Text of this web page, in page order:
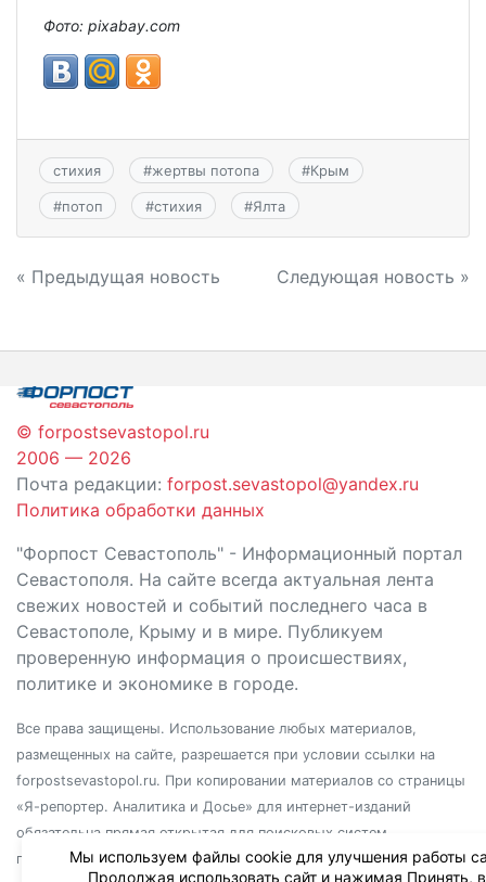
Фото: pixabay.com
стихия #жертвы потопа #Крым
#потоп #стихия #Ялта
Навигация
записям
« Предыдущая новость Следующая новость »
© forpostsevastopol.ru
2006 — 2026
Почта редакции: forpost.sevastopol@yandex.ru
Политика обработки данных
"Форпост Севастополь" - Информационный портал
Севастополя. На сайте всегда актуальная лента
свежих новостей и событий последнего часа в
Севастополе, Крыму и в мире. Публикуем
проверенную информация о происшествиях,
политике и экономике в городе.
Все права защищены. Использование любых материалов,
размещенных на сайте, разрешается при условии ссылки на
forpostsevastopol.ru. При копировании материалов со страницы
«Я-репортер. Аналитика и Досье» для интернет-изданий
обязательна прямая открытая для поисковых систем
гиперссылка. Независимо от полного или частичного
Мы используем файлы cookie для улучшения работы
Продолжая использовать сайт и нажимая Принять,